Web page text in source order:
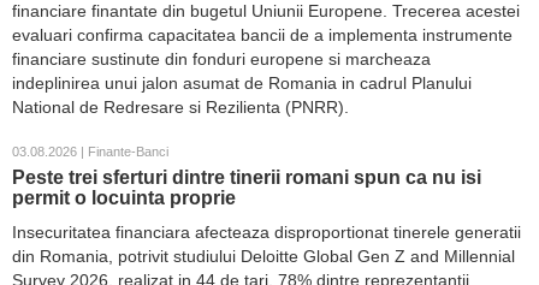
financiare finantate din bugetul Uniunii Europene. Trecerea acestei
evaluari confirma capacitatea bancii de a implementa instrumente
financiare sustinute din fonduri europene si marcheaza
indeplinirea unui jalon asumat de Romania in cadrul Planului
National de Redresare si Rezilienta (PNRR).
03.08.2026 | Finante-Banci
Peste trei sferturi dintre tinerii romani spun ca nu isi
permit o locuinta proprie
Insecuritatea financiara afecteaza disproportionat tinerele generatii
din Romania, potrivit studiului Deloitte Global Gen Z and Millennial
Survey 2026, realizat in 44 de tari. 78% dintre reprezentantii